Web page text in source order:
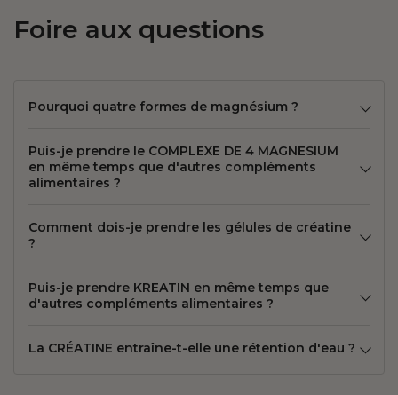
Foire aux questions
Pourquoi quatre formes de magnésium ?
Puis-je prendre le COMPLEXE DE 4 MAGNESIUM
en même temps que d'autres compléments
alimentaires ?
Comment dois-je prendre les gélules de créatine
?
Puis-je prendre KREATIN en même temps que
d'autres compléments alimentaires ?
La CRÉATINE entraîne-t-elle une rétention d'eau ?